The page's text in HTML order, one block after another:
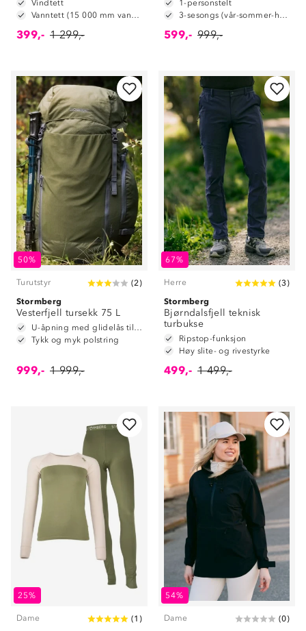
Vindtett
Vanntett (15 000 mm vannsøyle)
399,- 1 299,-
1-personstelt
3-sesongs (vår-sommer-høst)
599,- 999,-
50%
Turutstyr (2)
Stormberg
Vesterfjell tursekk 75 L
U-åpning med glidelås til hovedrom
Tykk og myk polstring
999,- 1 999,-
67%
Herre (3)
Stormberg
Bjørndalsfjell teknisk
turbukse
Ripstop-funksjon
Høy slite- og rivestyrke
499,- 1 499,-
25%
Dame (1 )
54%
Dame (0)